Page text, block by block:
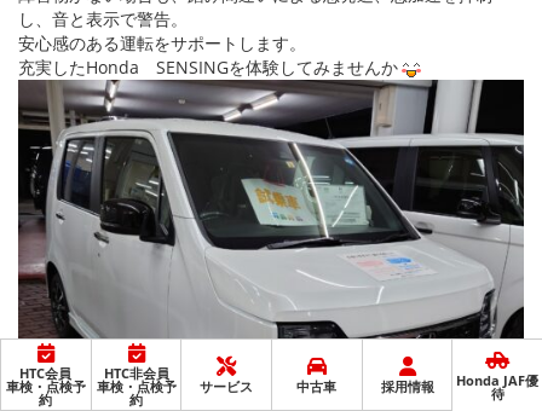
し、音と表示で警告。
安心感のある運転をサポートします。
充実したHonda SENSINGを体験してみませんか
HTC会員
車検・点検予
約
HTC非会員
車検・点検予
約
サービス 中古車 採用情報 Honda JAF優
待